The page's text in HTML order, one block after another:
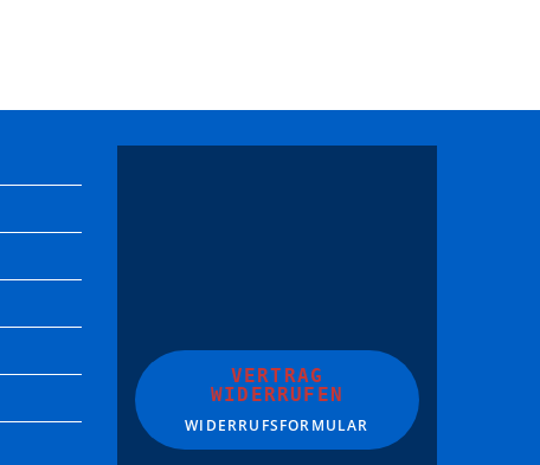
VERTRAG
WIDERRUFEN
WIDERRUFSFORMULAR